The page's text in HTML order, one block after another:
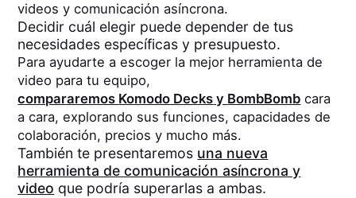
videos y comunicación asíncrona.
Decidir cuál elegir puede depender de tus
necesidades específicas y presupuesto.
Para ayudarte a escoger la mejor herramienta de
video para tu equipo,
compararemos Komodo Decks y BombBomb cara
a cara, explorando sus funciones, capacidades de
colaboración, precios y mucho más.
También te presentaremos una nueva
herramienta de comunicación asíncrona y
video que podría superarlas a ambas.